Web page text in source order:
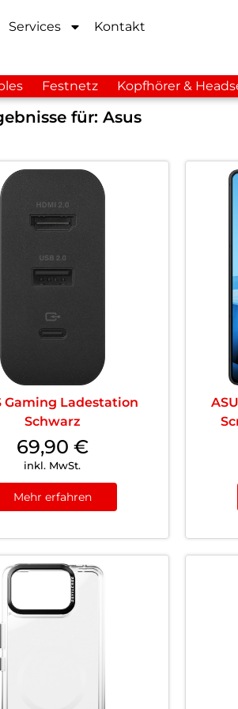
Services Kontakt
Festnetz Kopfhörer &
für: Asus
Gaming Ladestation
Schwarz
69,90 €
inkl. MwSt.
Mehr erfahren